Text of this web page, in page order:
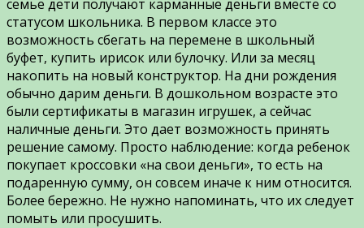
семье дети получают карманные деньги вместе со
статусом школьника. В первом классе это
возможность сбегать на перемене в школьный
буфет, купить ирисок или булочку. Или за месяц
накопить на новый конструктор. На дни рождения
обычно дарим деньги. В дошкольном возрасте это
были сертификаты в магазин игрушек, а сейчас
наличные деньги. Это дает возможность принять
решение самому. Просто наблюдение: когда ребенок
покупает кроссовки «на свои деньги», то есть на
подаренную сумму, он совсем иначе к ним относится.
Более бережно. Не нужно напоминать, что их следует
помыть или просушить.